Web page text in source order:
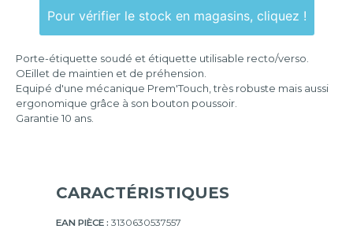
mm
Dos
:
70
mm
Pour vérifier le stock en magasins, cliquez !
Porte-étiquette soudé et étiquette utilisable recto/verso.
OEillet de maintien et de préhension.
Equipé d'une mécanique Prem'Touch, très robuste mais aussi
ergonomique grâce à son bouton poussoir.
Garantie 10 ans.
CARACTÉRISTIQUES
EAN PIÈCE : 3130630537557